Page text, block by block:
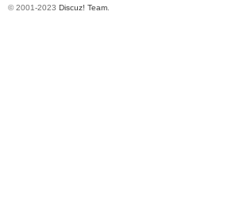
© 2001-2023 Discuz! Team